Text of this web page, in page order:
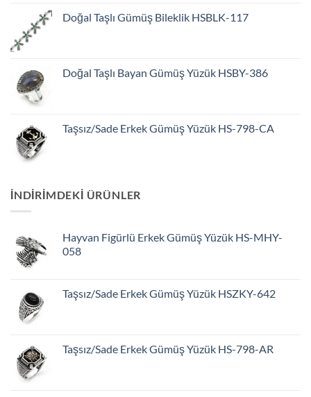
Doğal Taşlı Gümüş Bileklik HSBLK-117
Doğal Taşlı Bayan Gümüş Yüzük HSBY-386
Taşsız/Sade Erkek Gümüş Yüzük HS-798-CA
INDIRIMDEKI ÜRÜNLER
Hayvan Figürlü Erkek Gümüş Yüzük HS-MHY-
058
Taşsız/Sade Erkek Gümüş Yüzük HSZKY-642
Taşsız/Sade Erkek Gümüş Yüzük HS-798-AR